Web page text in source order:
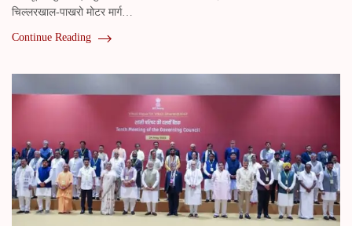
चिल्लरखाल-पाखरो मोटर मार्ग…
Continue Reading